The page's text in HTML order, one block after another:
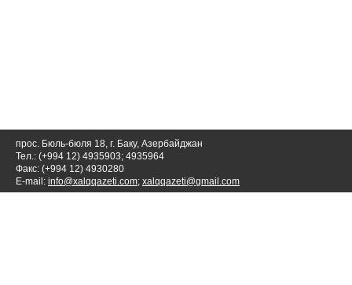
прос. Бюль-бюля 18, г. Баку, Азербайджан
Тел.: (+994 12) 4935903; 4935964
Факс: (+994 12) 4930280
E-mail: info@xalqqazeti.com; xalqqazeti@gmail.com